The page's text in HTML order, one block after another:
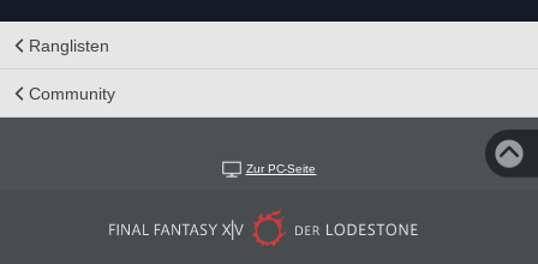
Ranglisten
Community
Zur PC-Seite